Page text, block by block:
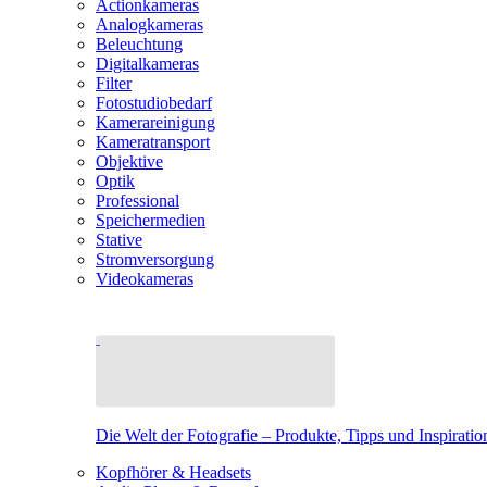
Actionkameras
Analogkameras
Beleuchtung
Digitalkameras
Filter
Fotostudiobedarf
Kamerareinigung
Kameratransport
Objektive
Optik
Professional
Speichermedien
Stative
Stromversorgung
Videokameras
Die Welt der Fotografie – Produkte, Tipps und
Kopfhörer & Headsets